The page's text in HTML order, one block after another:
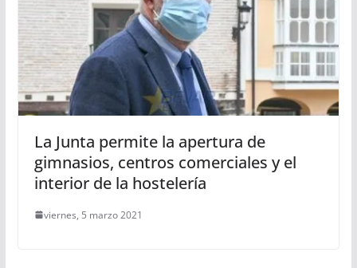
La Junta permite la apertura de
gimnasios, centros comerciales y el
interior de la hostelería
viernes, 5 marzo 2021